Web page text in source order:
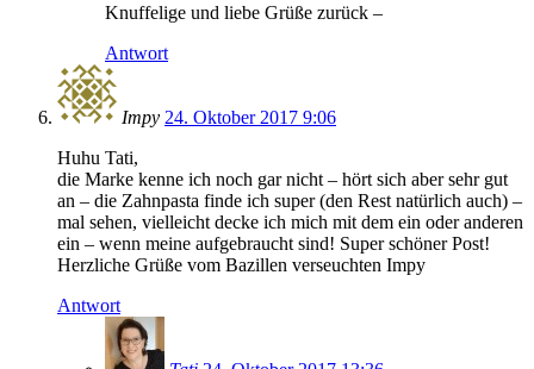
Knuffelige und liebe Grüße zurück –
Antwort
Impy 24. Oktober 2017 9:06
Huhu Tati,
die Marke kenne ich noch gar nicht – hört sich aber sehr gut
an – die Zahnpasta finde ich super (den Rest natürlich auch) –
mal sehen, vielleicht decke ich mich mit dem ein oder anderen
ein – wenn meine aufgebraucht sind! Super schöner Post!
Herzliche Grüße vom Bazillen verseuchten Impy
Antwort